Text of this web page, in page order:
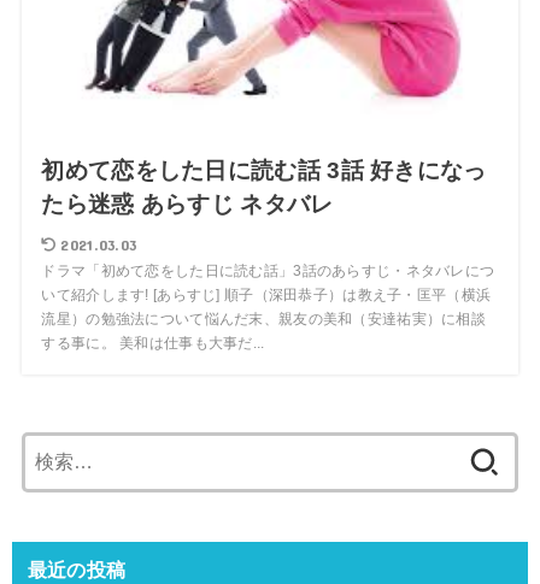
初めて恋をした日に読む話 3話 好きになっ
たら迷惑 あらすじ ネタバレ
2021.03.03
ドラマ「初めて恋をした日に読む話」3話のあらすじ・ネタバレにつ
いて紹介します! [あらすじ] 順子（深田恭子）は教え子・匡平（横浜
流星）の勉強法について悩んだ末、親友の美和（安達祐実）に相談
する事に。 美和は仕事も大事だ...
索:
最近の投稿